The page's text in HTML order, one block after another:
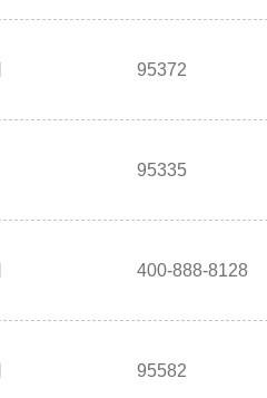
95372
95335
400-888-8128
95582